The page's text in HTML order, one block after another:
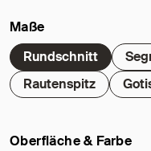
Maße
Rundschnitt
Rautenspitz
Oberfläche & Farbe